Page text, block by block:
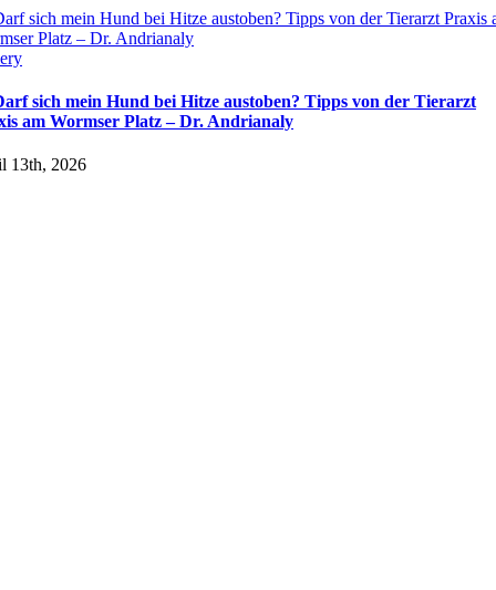
sich mein Hund bei Hitze austoben? Tipps von der Tierarzt Praxis
Platz – Dr. Andrianaly
sich mein Hund bei Hitze austoben? Tipps von der Tierarzt
am Wormser Platz – Dr. Andrianaly
13th, 2026